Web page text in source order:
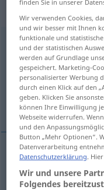
Schwächlingm <-s;-e>
Übersicht aller
(Für mehr Details die
slabić
Schwächling
finden Sie in unserer
Wir verwenden Cookies,
und wir besser mit Ihnen
funktionale und
und der statistischen
werden auf Grundlage
gespeichert. Marketing-
personalisierter Werbung
durch einen Klick auf den
geben. Klicken Sie
können Ihre Einwilligung
Webseite widerrufen.
und den
Button „Mehr Optionen“.
Datenverarbeitung
Datenschutzerklärung.
Wir und unsere
Folgendes